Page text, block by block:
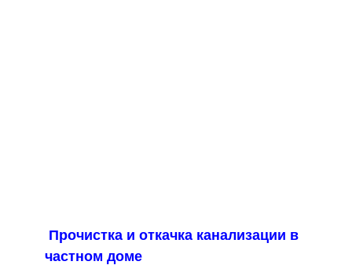
Прочистка и откачка канализации в
частном доме